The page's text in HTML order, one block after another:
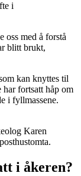
i
oss med å forstå
blitt brukt,
kan knyttes til
fortsatt håp om
i fyllmassene.
Karen
i åkeren?